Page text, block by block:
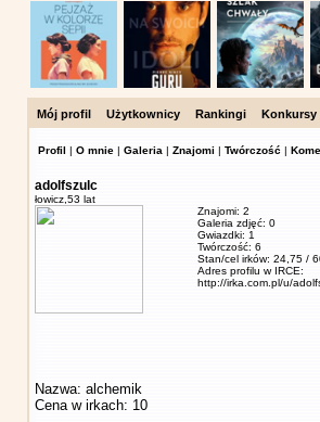
Mój profil Użytkownicy Rankingi Konkursy
Profil | O mnie | Galeria | Znajomi | Twórczość |
adolfszulc
łowicz, 53 lat
Znajomi: 2
Galeria zdjęć: 0
Gwiazdki: 1
Twórczość: 6
Stan/cel irków: 24,75 /
Adres profilu w IRCE:
http://irka.com.pl/u/
Nazwa: alchemik
Cena w irkach: 10